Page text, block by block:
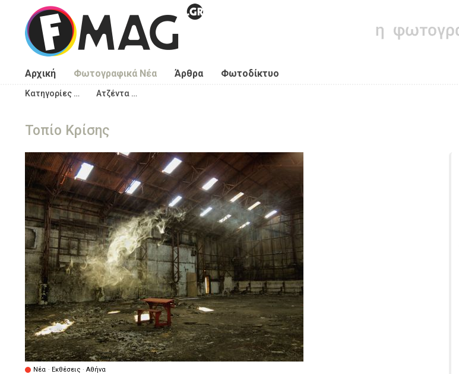
Παράκαμψη προς το κυρίως περιεχόμενο
Αρχική Φωτογραφικά Νέα Άρθρα Φωτοδίκτυο
Κατηγορίες … Ατζέντα …
Τοπίο Κρίσης
Νέα · Εκθέσεις · Αθήνα